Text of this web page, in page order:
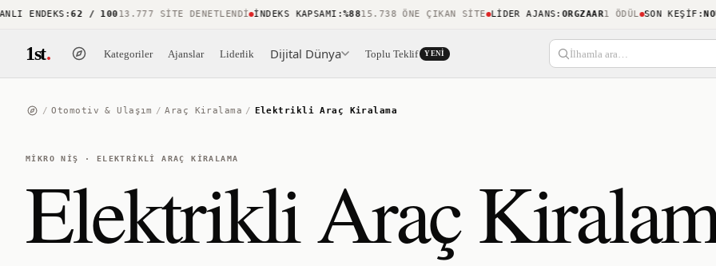
ENDEKS:62 / 100 13.777 SITE DENETLENDI İNDEKS KAPSAMI:%8815.738 ÖNE ÇIKAN SITE LIDER AJANS:ORGZAAR1 ÖDÜL SON KEŞIF:
1st. Kategoriler Ajanslar Liderlik Dijital Dünya Toplu Teklif YENI İlhamla ara…
/ Otomotiv & Ulaşım / Araç Kiralama / Elektrikli Araç Kiralama
MIKRO NIŞ · ELEKTRIKLI ARAÇ KIRALAMA
Elektrikli Araç